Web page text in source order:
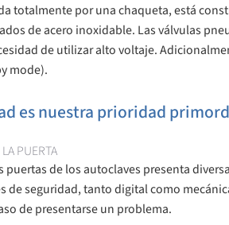
totalmente por una chaqueta, está
de acero inoxidable. Las válvulas
de utilizar alto voltaje.
mode).
es nuestra prioridad
PUERTA
puertas de los autoclaves presenta
de seguridad, tanto digital como
de presentarse un problema.